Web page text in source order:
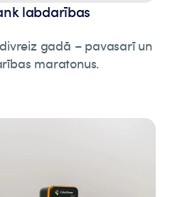
labdarības
gadā – pavasarī un
maratonus.